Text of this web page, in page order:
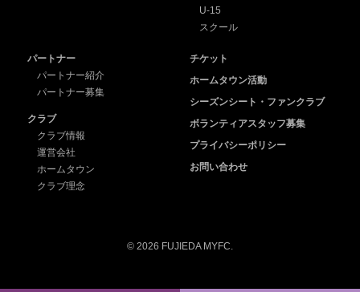
U-15
スクール
パートナー
パートナー紹介
パートナー募集
クラブ
クラブ情報
運営会社
ホームタウン
クラブ理念
チケット
ホームタウン活動
シーズンシート・ファンクラブ
ボランティアスタッフ募集
プライバシーポリシー
お問い合わせ
© 2026 FUJIEDA MYFC.